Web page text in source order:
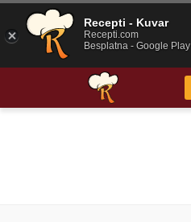
Recepti - Kuvar
Recepti.com
Besplatna - Google Play